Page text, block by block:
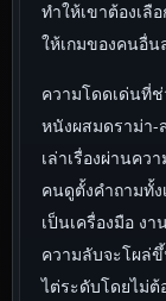
ทำให้เขาต้องเลื
ให้เกมของคนอื่
ความโดดเด่นที่ช่
หนังผสมดราม่า-
เล่าเรื่องผ่านคว
คนดูตั้งคำถามทั้ง
เป็นเครื่องมือ ง
ความลับจะโผล่
ไต่ระดับโดยไม่ต้